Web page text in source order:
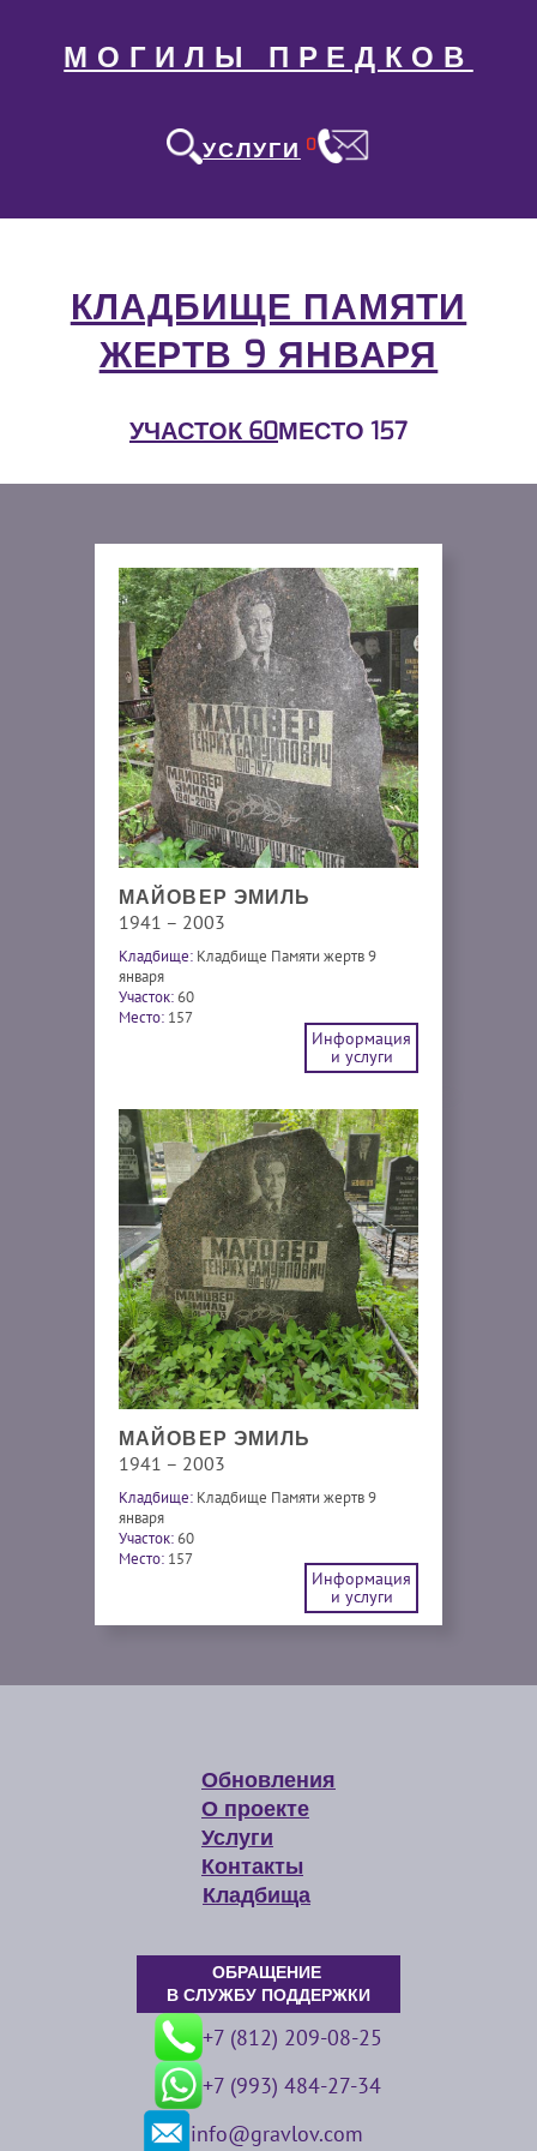
МОГИЛЫ ПРЕДКОВ
УСЛУГИ 0
КЛАДБИЩЕ ПАМЯТИ
ЖЕРТВ 9 ЯНВАРЯ
УЧАСТОК 60МЕСТО 157
МАЙОВЕР ЭМИЛЬ
1941 – 2003
Кладбище: Кладбище Памяти жертв 9
января
Участок:60
Место: 157
Информация
и услуги
МАЙОВЕР ЭМИЛЬ
1941 – 2003
Кладбище: Кладбище Памяти жертв 9
января
Участок:60
Место: 157
Информация
и услуги
Обновления
О проекте
Услуги
Контакты
Кладбища
ОБРАЩЕНИЕ
В СЛУЖБУ ПОДДЕРЖКИ
+7 (812) 209-08-25
+7 (993) 484-27-34
info@gravlov.com